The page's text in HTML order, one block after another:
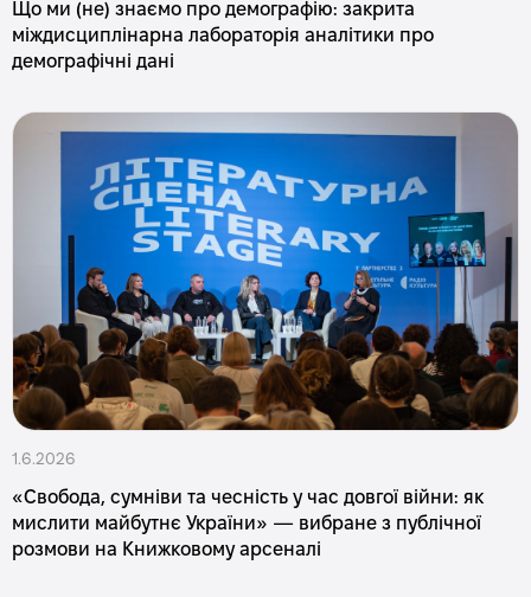
Що ми (не) знаємо про демографію: закрита
міждисциплінарна лабораторія аналітики про
демографічні дані
1.6.2026
«Свобода, сумніви та чесність у час довгої війни: як
мислити майбутнє України» — вибране з публічної
розмови на Книжковому арсеналі